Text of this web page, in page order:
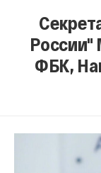
России"
ФБК,